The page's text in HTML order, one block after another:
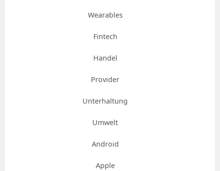
Wearables
Fintech
Handel
Provider
Unterhaltung
Umwelt
Android
Apple